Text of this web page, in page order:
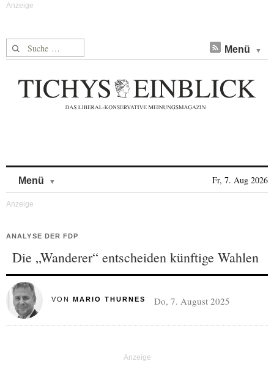
Suche nach: Menü
Menü Fr, 7. Aug 2026
ANALYSE DER FDP
Die „Wanderer“ entscheiden künftige Wahlen
VON MARIO THURNES Do, 7. August 2025